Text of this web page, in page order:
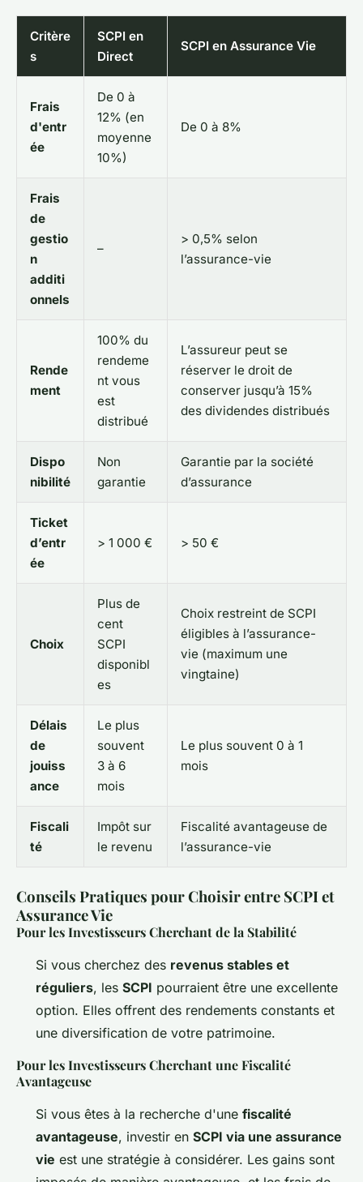
Critère
s
SCPI en
Direct
SCPI en Assurance Vie
Frais
d'entr
ée
De 0 à
12% (en
moyenne
10%)
De 0 à 8%
Frais
de
gestio
n
additi
onnels
–
> 0,5% selon
l’assurance-vie
Rende
ment
100% du
rendeme
nt vous
est
distribué
L’assureur peut se
réserver le droit de
conserver jusqu’à 15%
des dividendes distribués
Dispo
nibilité
Non
garantie
Garantie par la société
d’assurance
Ticket
d’entr
ée
> 1 000 € > 50 €
Choix
Plus de
cent
SCPI
disponibl
es
Choix restreint de SCPI
éligibles à l’assurance-
vie (maximum une
vingtaine)
Délais
de
jouiss
ance
Le plus
souvent
3 à 6
mois
Le plus souvent 0 à 1
mois
Fiscali
té
Impôt sur
le revenu
Fiscalité avantageuse de
l’assurance-vie
Conseils Pratiques pour Choisir entre SCPI et
Assurance Vie
Pour les Investisseurs Cherchant de la Stabilité
Si vous cherchez des revenus stables et
réguliers, les SCPI pourraient être une excellente
option. Elles offrent des rendements constants et
une diversification de votre patrimoine.
Pour les Investisseurs Cherchant une Fiscalité
Avantageuse
Si vous êtes à la recherche d'une fiscalité
avantageuse, investir en SCPI via une assurance
vie est une stratégie à considérer. Les gains sont